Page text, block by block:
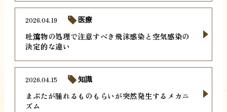
吐瀉物の処理で注意すべき飛沫感染と空気感染の
決定的な違い
2026.04.19 医療
まぶたが腫れるものもらいが突然発生するメカニ
ズム
2026.04.15 知識